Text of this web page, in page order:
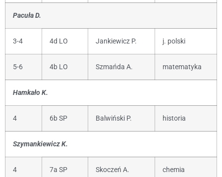
Pacuła D.
3-4 4d LO Jankiewicz P. j. polski
5-6 4b LO Szmańda A. matematyka
Hamkało K.
4 6b SP Balwiński P. historia
Szymankiewicz K.
4 7a SP Skoczeń A. chemia